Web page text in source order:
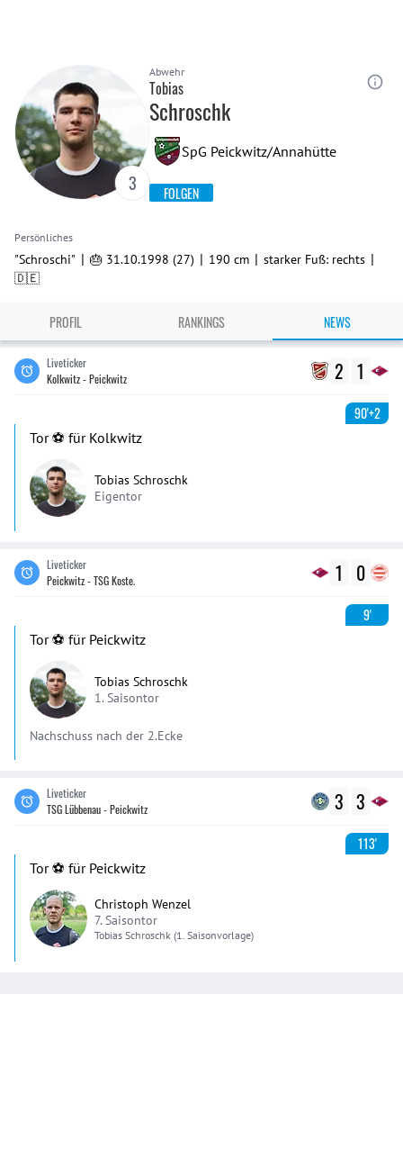
3
Abwehr
Tobias
Schroschk
SpG Peickwitz/Annahütte
FOLGEN
Persönliches
"Schroschi" | 🎂 31.10.1998 (27) | 190 cm | starker Fuß: rechts |
🇩🇪
PROFIL RANKINGS NEWS
Liveticker
Kolkwitz - Peickwitz
2 1
90'+2
Tor ⚽️ für Kolkwitz
Tobias Schroschk
Eigentor
Liveticker
Peickwitz - TSG Koste.
1 0
9'
Tor ⚽️ für Peickwitz
Tobias Schroschk
1. Saisontor
Nachschuss nach der 2.Ecke
Liveticker
TSG Lübbenau - Peickwitz
3 3
113'
Tor ⚽️ für Peickwitz
Christoph Wenzel
7. Saisontor
Tobias Schroschk (1. Saisonvorlage)